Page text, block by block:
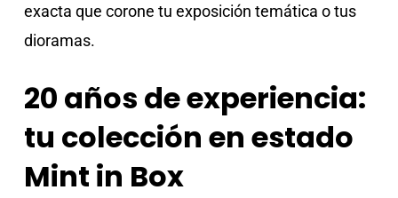
exacta que corone tu exposición temática o tus
dioramas.
20 años de experiencia:
tu colección en estado
Mint in Box